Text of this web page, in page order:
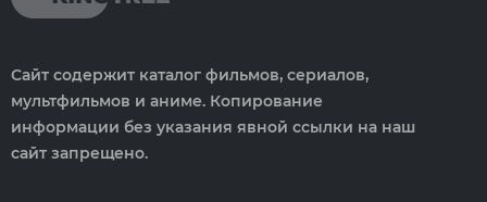
Сайт содержит каталог фильмов, сериалов,
мультфильмов и аниме. Копирование
информации без указания явной ссылки на наш
сайт запрещено.